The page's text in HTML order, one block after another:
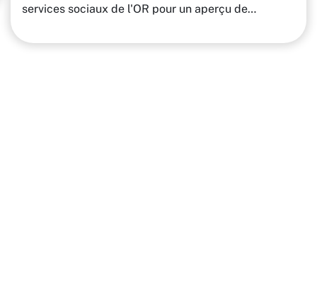
services sociaux de l'OR pour un aperçu de…